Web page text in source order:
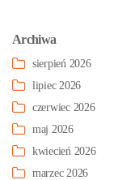
Archiwa
sierpień 2026
lipiec 2026
czerwiec 2026
maj 2026
kwiecień 2026
marzec 2026